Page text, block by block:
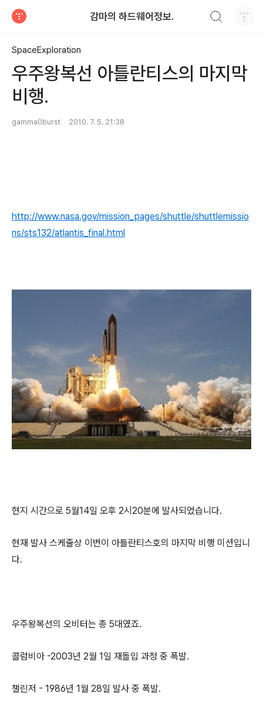
감마의 하드웨어정보.
SpaceExploration
우주왕복선 아틀란티스의 마지막
비행.
gamma0burst 2010. 7. 5. 21:38
http://www.nasa.gov/mission_pages/shuttle/shuttlemissio
ns/sts132/atlantis_final.html
현지 시간으로 5월14일 오후 2시20분에 발사되었습니다.
현재 발사 스케줄상 이번이 아틀란티스호의 마지막 비행 미션입니
다.
우주왕복선의 오비터는 총 5대였죠.
콜럼비아 -2003년 2월 1일 재돌입 과정 중 폭발.
챌린저 - 1986년 1월 28일 발사 중 폭발.